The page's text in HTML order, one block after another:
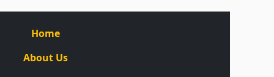
Home
About Us